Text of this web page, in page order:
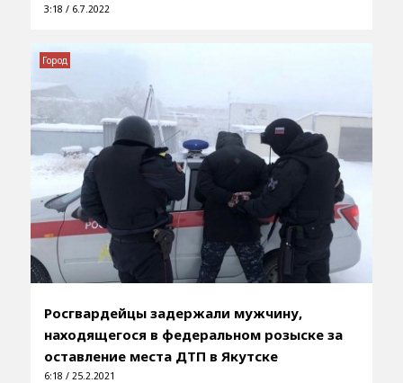
3:18 / 6.7.2022
Росгвардейцы задержали мужчину,
находящегося в федеральном розыске за
оставление места ДТП в Якутске
6:18 / 25.2.2021
Город